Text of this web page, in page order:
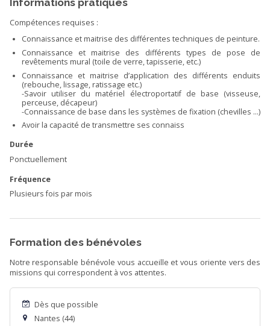
Informations pratiques
Compétences requises :
Connaissance et maitrise des différentes techniques de peinture.
Connaissance et maitrise des différents types de pose de
revêtements mural (toile de verre, tapisserie, etc.)
Connaissance et maitrise d’application des différents enduits
(rebouche, lissage, ratissage etc.)
-Savoir utiliser du matériel électroportatif de base (visseuse,
perceuse, décapeur)
-Connaissance de base dans les systèmes de fixation (chevilles …)
Avoir la capacité de transmettre ses connaiss
Durée
Ponctuellement
Fréquence
Plusieurs fois par mois
Formation des bénévoles
Notre responsable bénévole vous accueille et vous oriente vers des
missions qui correspondent à vos attentes.
Dès que possible
Nantes (44)